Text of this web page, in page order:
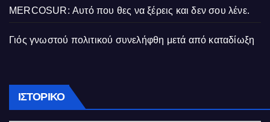
MERCOSUR: Αυτό που θες να ξέρεις και δεν σου λένε.
Γιός γνωστού πολιτικού συνελήφθη μετά από καταδίωξη
ΙΣΤΟΡΙΚΌ Ιστορικό